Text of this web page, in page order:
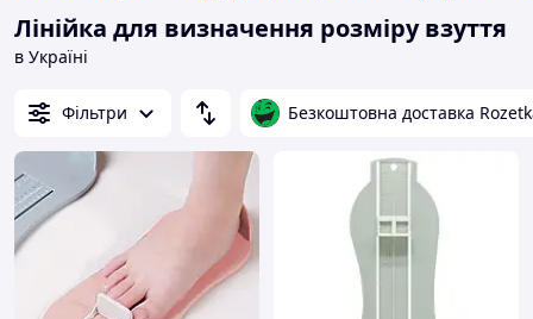
Лінійка для визначення розміру взуття
в Україні
Фільтри Безкоштовна доставка